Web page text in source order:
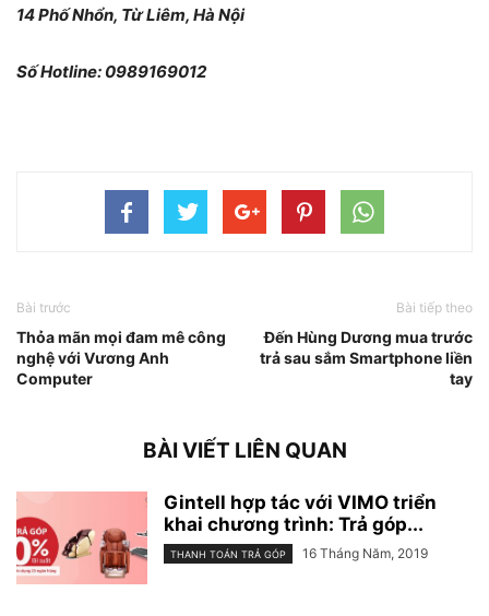
14 Phố Nhổn, Từ Liêm, Hà Nội
Số Hotline: 0989169012
Bài trước
Thỏa mãn mọi đam mê công
nghệ với Vương Anh
Computer
Bài tiếp theo
Đến Hùng Dương mua trước
trả sau sắm Smartphone liền
tay
BÀI VIẾT LIÊN QUAN
Gintell hợp tác với VIMO triển
khai chương trình: Trả góp...
THANH TOÁN TRẢ GÓP 16 Tháng Năm, 2019